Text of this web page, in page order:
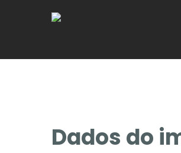
Dados do